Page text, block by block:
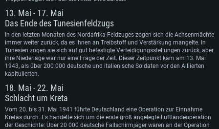
Empfohlen
Betriebssystem: Windows 10/11 (64bit)
Prozessor: Intel Core i5 / Ryzen 5 3600 oder besser
Arbeitsspeicher: 16 GB und mehr
DirectX 11 fähige Grafikkarte oder höher mit den neuesten Treibern: NVIDIA
GeForce GTX 1060 oder höher / AMD Radeon RX 570 oder höher
Netzwerk: Breitband-Internetverbindung
Festplatte: 60,2 GB (Full Client)
Festplatte: 21,5 GB (minimaler Client)
Empfohlen
Betriebssystem: Mac OS Big Sur 11.0 oder neuer
Prozessor: Intel Core i7 (Intel Xeon Prozessoren werden nicht unterstützt)
Arbeitsspeicher: 8 GB
Grafikkarte: Radeon Vega II oder höher mit Metal Support
Netzwerk: Breitband-Internetverbindung
Festplatte: 60,2 GB (Full Client)
Netzwerk: Breitband-Internetverbindung
Festplatte: 21,5 GB (minimaler Client)
Empfohlen
Betriebssystem: Ubuntu 20.04 64bit
Prozessor: Intel Core i7
Grafikkarte: NVIDIA 1060 mit den neuesten Treibern (nicht älter als 6
Monate) / vergleichbare AMD (Radeon RX 570) mit den neuesten Treibern
(nicht älter als 6 Monate); mit Vulkan Support
Netzwerk: Breitband-Internetverbindung
13. Mai - 17. Mai
Das Ende des Tunesienfeldzugs
In den letzten Monaten des Nordafrika-Feldzuges zogen sich die Achsenmächte
immer weiter zurück, da es ihnen an Treibstoff und Verstärkung mangelte. In
Tunesien zogen sie sich auf gut befestigte Verteidigungsstellungen zurück, aber
ihre Niederlage war nur eine Frage der Zeit. Dieser Zeitpunkt kam am 13. Mai
1943, als über 200 000 deutsche und italienische Soldaten vor den Alliierten
kapitulierten.
18. Mai - 22. Mai
Schlacht um Kreta
Vom 20. bis 31. Mai 1941 führte Deutschland eine Operation zur Einnahme
Kretas durch. Es handelte sich um die erste groß angelegte Luftlandeoperation
der Geschichte: Über 20 000 deutsche Fallschirmjäger waren an der Operation